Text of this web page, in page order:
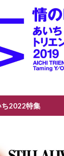
ち2022特集